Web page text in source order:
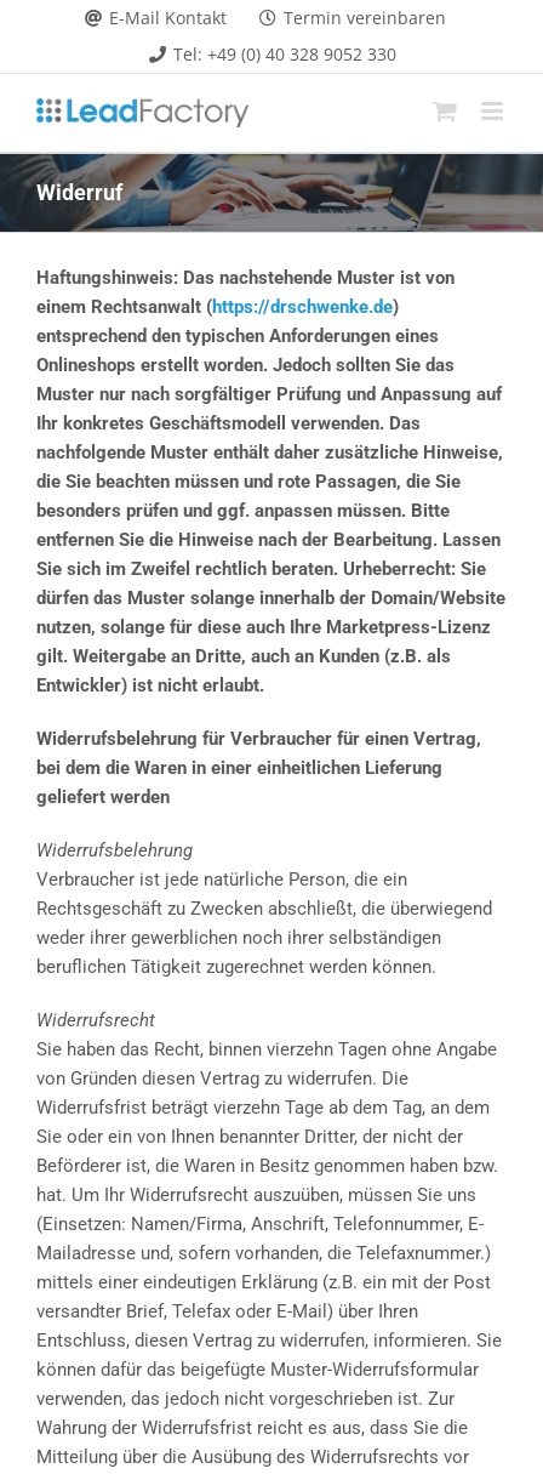
springen
E-Mail Kontakt
Termin vereinbaren
Tel: +49 (0) 40 328 9052 330
Widerruf
Haftungshinweis: Das nachstehende Muster ist von
einem Rechtsanwalt (https://drschwenke.de)
entsprechend den typischen Anforderungen eines
Onlineshops erstellt worden. Jedoch sollten Sie das
Muster nur nach sorgfältiger Prüfung und Anpassung auf
Ihr konkretes Geschäftsmodell verwenden. Das
nachfolgende Muster enthält daher zusätzliche Hinweise,
die Sie beachten müssen und rote Passagen, die Sie
besonders prüfen und ggf. anpassen müssen. Bitte
entfernen Sie die Hinweise nach der Bearbeitung. Lassen
Sie sich im Zweifel rechtlich beraten. Urheberrecht: Sie
dürfen das Muster solange innerhalb der Domain/Website
nutzen, solange für diese auch Ihre Marketpress-Lizenz
gilt. Weitergabe an Dritte, auch an Kunden (z.B. als
Entwickler) ist nicht erlaubt.
Widerrufsbelehrung für Verbraucher für einen Vertrag,
bei dem die Waren in einer einheitlichen Lieferung
geliefert werden
Widerrufsbelehrung
Verbraucher ist jede natürliche Person, die ein
Rechtsgeschäft zu Zwecken abschließt, die überwiegend
weder ihrer gewerblichen noch ihrer selbständigen
beruflichen Tätigkeit zugerechnet werden können.
Widerrufsrecht
Sie haben das Recht, binnen vierzehn Tagen ohne Angabe
von Gründen diesen Vertrag zu widerrufen. Die
Widerrufsfrist beträgt vierzehn Tage ab dem Tag, an dem
Sie oder ein von Ihnen benannter Dritter, der nicht der
Beförderer ist, die Waren in Besitz genommen haben bzw.
hat. Um Ihr Widerrufsrecht auszuüben, müssen Sie uns
(Einsetzen: Namen/Firma, Anschrift, Telefonnummer, E-
Mailadresse und, sofern vorhanden, die Telefaxnummer.)
mittels einer eindeutigen Erklärung (z.B. ein mit der Post
versandter Brief, Telefax oder E-Mail) über Ihren
Entschluss, diesen Vertrag zu widerrufen, informieren. Sie
können dafür das beigefügte Muster-Widerrufsformular
verwenden, das jedoch nicht vorgeschrieben ist. Zur
Wahrung der Widerrufsfrist reicht es aus, dass Sie die
Mitteilung über die Ausübung des Widerrufsrechts vor